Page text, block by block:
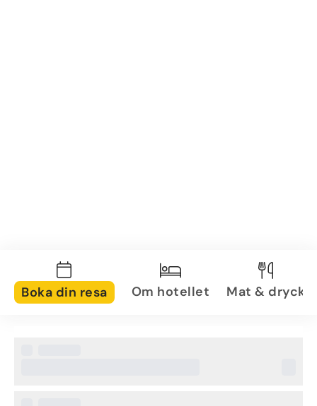
Boka din resa Om hotellet Mat & dryck